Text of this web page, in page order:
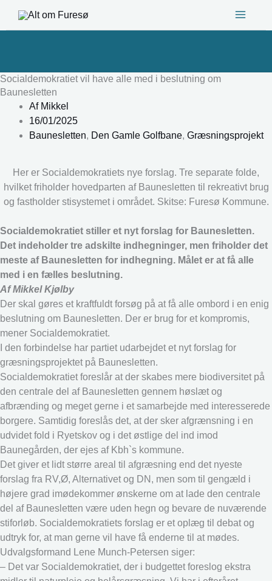
Socialdemokratiet vil have alle med i beslutning om
Baunesletten
AfMikkel
16/01/2025
Baunesletten, Den Gamle Golfbane, Græsningsprojekt
Her er Socialdemokratiets nye forslag. Tre separate folde,
hvilket friholder hovedparten af Baunesletten til rekreativt brug
og fastholder stisystemet i området. Skitse: Furesø Kommune.
Socialdemokratiet stiller et nyt forslag for Baunesletten.
Det indeholder tre adskilte indhegninger, men friholder det
meste af Baunesletten for indhegning. Målet er at få alle
med i en fælles beslutning.
Af Mikkel Kjølby
Der skal gøres et kraftfuldt forsøg på at få alle ombord i en enig
beslutning om Baunesletten. Der er brug for et kompromis,
mener Socialdemokratiet.
I den forbindelse har partiet udarbejdet et nyt forslag for
græsningsprojektet på Baunesletten.
Socialdemokratiet foreslår at der skabes mere biodiversitet på
den centrale del af Baunesletten gennem høslæt og
afbrænding og meget gerne i et samarbejde med interesserede
borgere. Samtidig foreslås det, at der sker afgrænsning i en
udvidet fold i Ryetskov og i det østlige del ind imod
Baunegården, der ejes af Kbh`s kommune.
Det giver et lidt større areal til afgræsning end det nyeste
forslag fra RV,Ø, Alternativet og DN, men som til gengæld i
højere grad imødekommer ønskerne om at lade den centrale
del af Baunesletten være uden hegn og bevare de nuværende
stiforløb. Socialdemokratiets forslag er et oplæg til debat og
udtryk for, at man gerne vil have få enderne til at mødes.
Udvalgsformand Lene Munch-Petersen siger:
– Det var Socialdemokratiet, der i budgettet foreslog ekstra